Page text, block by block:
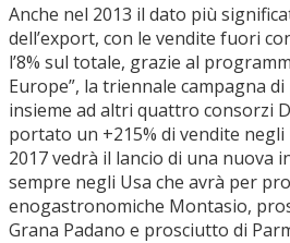
Anche nel 2013 il dato più
dell’export, con le vendite fuori
l’8% sul totale, grazie al
Europe”, la triennale campagna
insieme ad altri quattro consorzi
portato un +215% di vendite
2017 vedrà il lancio di una nuova
sempre negli Usa che avrà per
enogastronomiche Montasio,
Grana Padano e prosciutto di